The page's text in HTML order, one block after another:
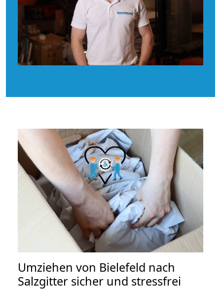
Umziehen von Bielefeld nach
Salzgitter sicher und stressfrei